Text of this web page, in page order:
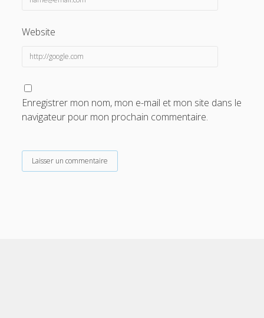
Website
Enregistrer mon nom, mon e-mail et mon site dans le
navigateur pour mon prochain commentaire.